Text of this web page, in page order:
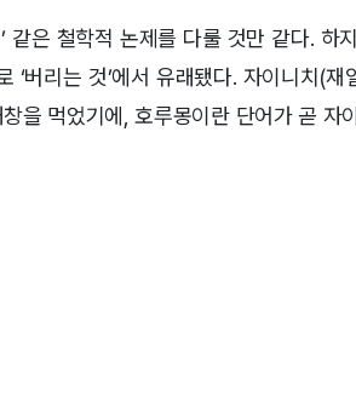
같은 철학적 논제를 다룰 것만 같다. 하
‘버리는 것’에서 유래됐다. 자이니치(
을 먹었기에, 호루몽이란 단어가 곧 자